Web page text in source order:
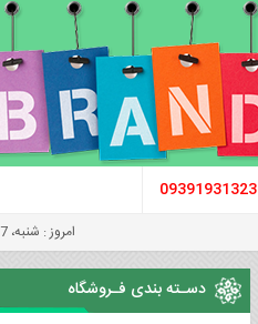
09391931323
امروز : شنبه، 17 مرداد 1405
دسـته بندی فـروشگاه